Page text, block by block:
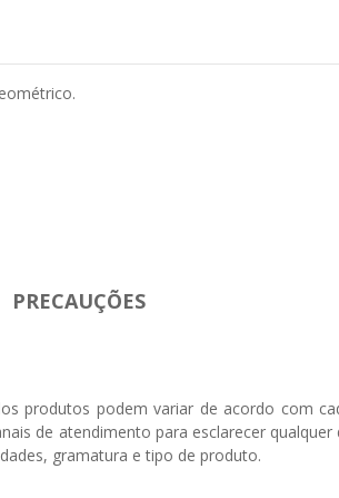
PRECAUÇÕES
produtos podem variar de acordo com
de atendimento para esclarecer qualquer
gramatura e tipo de produto.